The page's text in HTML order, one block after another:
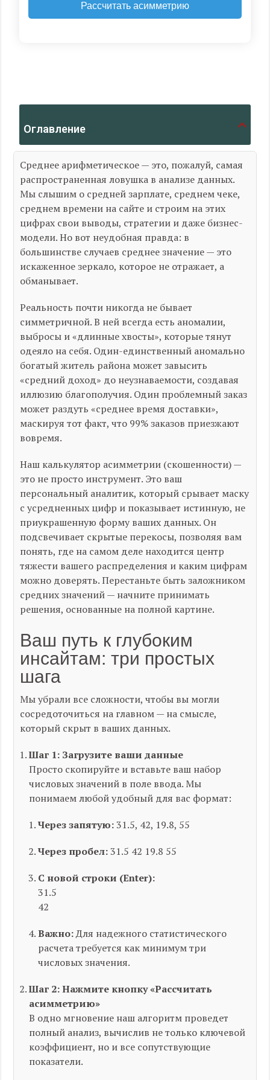
Рассчитать асимметрию
Оглавление
Среднее арифметическое — это, пожалуй, самая
распространенная ловушка в анализе данных.
Мы слышим о средней зарплате, среднем чеке,
среднем времени на сайте и строим на этих
цифрах свои выводы, стратегии и даже бизнес-
модели. Но вот неудобная правда: в
большинстве случаев среднее значение — это
искаженное зеркало, которое не отражает, а
обманывает.
Реальность почти никогда не бывает
симметричной. В ней всегда есть аномалии,
выбросы и «длинные хвосты», которые тянут
одеяло на себя. Один-единственный аномально
богатый житель района может завысить
«средний доход» до неузнаваемости, создавая
иллюзию благополучия. Один проблемный заказ
может раздуть «среднее время доставки»,
маскируя тот факт, что 99% заказов приезжают
вовремя.
Наш калькулятор асимметрии (скошенности) —
это не просто инструмент. Это ваш
персональный аналитик, который срывает маску
с усредненных цифр и показывает истинную, не
приукрашенную форму ваших данных. Он
подсвечивает скрытые перекосы, позволяя вам
понять, где на самом деле находится центр
тяжести вашего распределения и каким цифрам
можно доверять. Перестаньте быть заложником
средних значений — начните принимать
решения, основанные на полной картине.
Ваш путь к глубоким
инсайтам: три простых
шага
Мы убрали все сложности, чтобы вы могли
сосредоточиться на главном — на смысле,
который скрыт в ваших данных.
Шаг 1: Загрузите ваши данные
Просто скопируйте и вставьте ваш набор
числовых значений в поле ввода. Мы
понимаем любой удобный для вас формат:
Через запятую:31.5, 42, 19.8, 55
Через пробел:31.5 42 19.8 55
С новой строки (Enter):
31.5
42
Важно:Для надежного статистического
расчета требуется как минимум три
числовых значения.
Шаг 2: Нажмите кнопку «Рассчитать
асимметрию»
В одно мгновение наш алгоритм проведет
полный анализ, вычислив не только ключевой
коэффициент, но и все сопутствующие
показатели.